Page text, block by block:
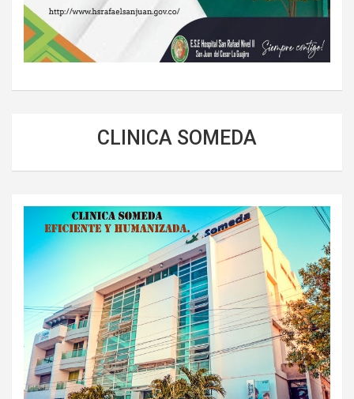
CLINICA SOMEDA